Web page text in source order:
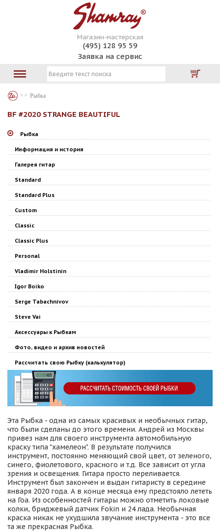
Магазин-мастерская
(495) 128 95 59
Заявка на сервис
Рыбка
BF #2020 STRANGE BEAUTIFUL
Рыбка
Информация и история
Галерея гитар
Standard
Standard Plus
Custom
Classic
Classic Plus
Personal
Vladimir Holstinin
Igor Boiko
Serge Tabachnivov
Steve Vai
Аксессуары к Рыбкам
Фото, видео и архив новостей
Рассчитать свою Рыбку (калькулятор)
Эта Рыбка - одна из самых красивых и необычных гитар,
что были сделаны до этого времени. Андрей из Москвы
привез нам для своего инструмента автомобильную
краску типа "хамелеон". В результате получился
инструмент, постоянно меняющий свой цвет, от зеленого,
синего, фиолетового, красного и т.д. Все зависит от угла
зрения и освещения. Гитара просто переливается.
Инструмент был закончен и выдан гитаристу в середине
января 2020 года. А в конце месяца ему предстояло лететь
на Гоа. Из особенностей гитары можно отметить локовые
колки, бриджевый датчик Fokin и 24 лада. Необычная
краска никак не ухудшила звучание инструмента - это все
та же прекрасная Рыбка.